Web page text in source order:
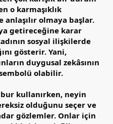
o karmaşıklık
anlaşılır olmaya başlar.
getireceğine karar
sosyal ilişkilerde
gösterir. Yani,
duygusal zekâsının
olabilir.
kullanırken, neyin
olduğunu seçer ve
gözlemler. Onlar için